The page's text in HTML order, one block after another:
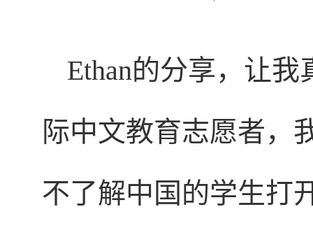
Ethan的分享，让
际中文教育志愿者，
不了解中国的学生打